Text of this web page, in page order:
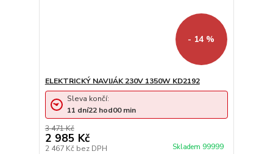
- 14 %
ELEKTRICKÝ NAVIJÁK 230V 1350W KD2192
3 471 Kč
2 985 Kč
2 467 Kč bez DPH Skladem 99999
Sleva končí:
11 dní22 hod00min